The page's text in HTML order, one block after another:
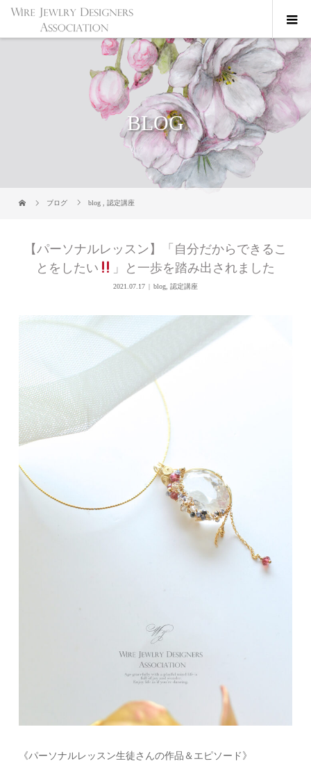
BLOG
ブログ blog ,認定講座
【パーソナルレッスン】「自分だからできるこ
とをしたい
」と一歩を踏み出されました
2021.07.17 blog, 認定講座
《パーソナルレッスン生徒さんの作品＆エピソード》